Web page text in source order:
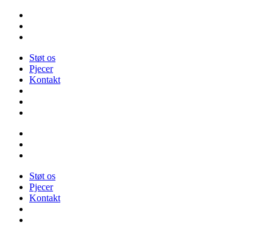
Videre
indhold
Støt os
Pjecer
Kontakt
Støt os
Pjecer
Kontakt